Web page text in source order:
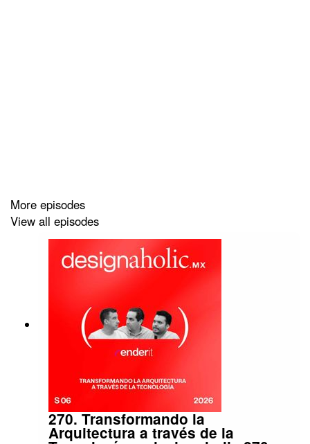
• Inspirándote en modelos de colaboración entre
industria, diseño y manufactura.
Show Notes y Links relacionados a este episodio
• Blum → https://blum.com/
• Showroom Blum →
https://www.blum.com/mx/es/contact/forms/showroom-
• Blum Inspirations → https://www.blum-
inspirations.com/es-mx
More episodes
View all episodes
270. Transformando la
Arquitectura a través de la